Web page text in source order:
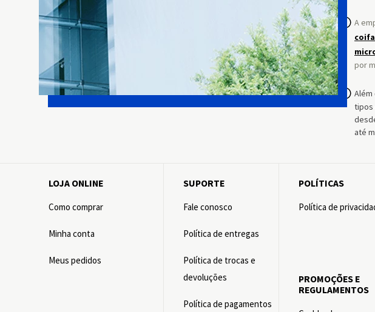
A
por
Além
tipos
até
LOJA ONLINE
Como comprar
Minha conta
Meus pedidos
SUPORTE
Fale conosco
Política de entregas
Política de trocas e
devoluções
Política de pagamentos
POLÍTICAS
Política de
PROMOÇÕES E
REGULAMENTOS